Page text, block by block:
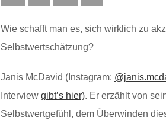
Wie schafft man es, sich wirklich zu
Selbstwertschätzung?
Janis McDavid (Instagram:
Interview gibt’s hier). Er erzählt von
Selbstwertgefühl, dem Überwinden